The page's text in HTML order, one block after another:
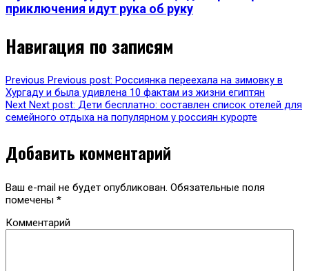
приключения идут рука об руку
Навигация по записям
Previous Previous post: Россиянка переехала на зимовку в
Хургаду и была удивлена 10 фактам из жизни египтян
Next Next post: Дети бесплатно: составлен список отелей для
семейного отдыха на популярном у россиян курорте
Добавить комментарий
Ваш e-mail не будет опубликован. Обязательные поля
помечены *
Комментарий